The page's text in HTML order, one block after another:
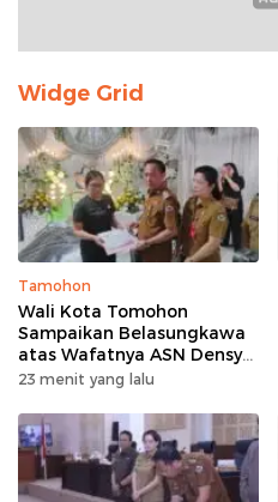
Widge Grid
Tamohon
Wali Kota Tomohon
Sampaikan Belasungkawa
atas Wafatnya ASN Densy
Mandagi
23 menit yang lalu